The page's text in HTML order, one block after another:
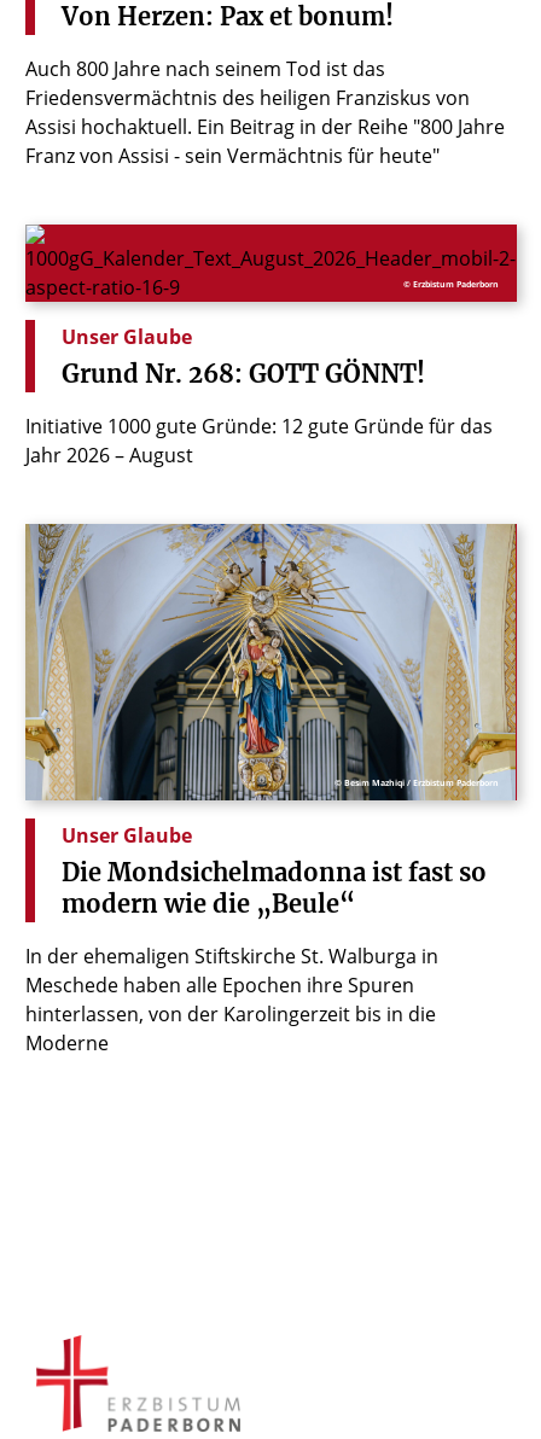
Von Herzen: Pax et bonum!
Auch 800 Jahre nach seinem Tod ist das
Friedensvermächtnis des heiligen Franziskus von
Assisi hochaktuell. Ein Beitrag in der Reihe "800 Jahre
Franz von Assisi - sein Vermächtnis für heute"
© Erzbistum Paderborn
Unser Glaube
Grund Nr. 268: GOTT GÖNNT!
Initiative 1000 gute Gründe: 12 gute Gründe für das
Jahr 2026 – August
© Besim Mazhiqi / Erzbistum Paderborn
Unser Glaube
Die Mondsichelmadonna ist fast so
modern wie die „Beule“
In der ehemaligen Stiftskirche St. Walburga in
Meschede haben alle Epochen ihre Spuren
hinterlassen, von der Karolingerzeit bis in die
Moderne